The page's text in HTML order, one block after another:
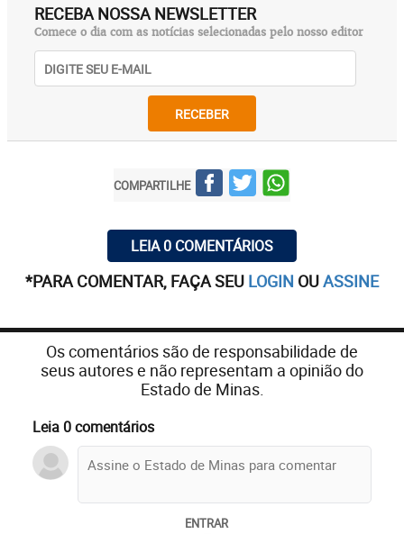
RECEBA NOSSA NEWSLETTER
Comece o dia com as notícias selecionadas pelo nosso editor
RECEBER
COMPARTILHE
LEIA 0 COMENTÁRIOS
*PARA COMENTAR, FAÇA SEU LOGIN OUASSINE
Os comentários são de responsabilidade de
seus autores e não representam a opinião do
Estado de Minas.
Leia 0 comentários
ENTRAR